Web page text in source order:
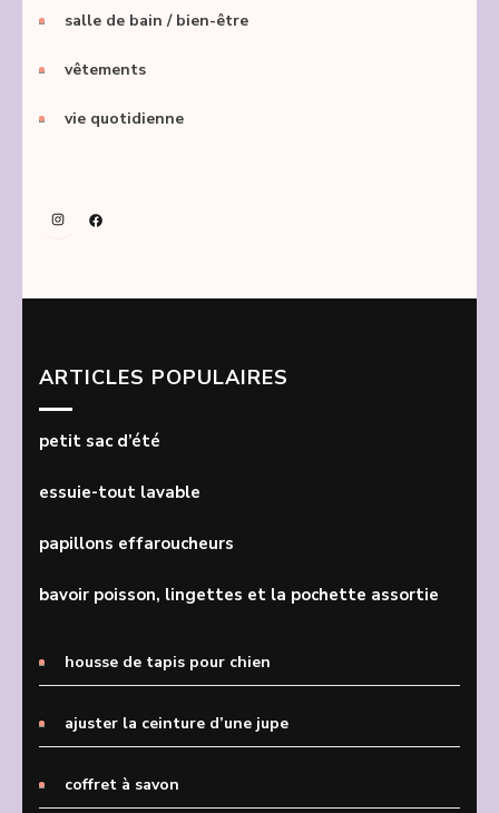
salle de bain / bien-être
vêtements
vie quotidienne
InstagramFacebook
ARTICLES POPULAIRES
petit sac d’été
essuie-tout lavable
papillons effaroucheurs
bavoir poisson, lingettes et la pochette assortie
housse de tapis pour chien
ajuster la ceinture d’une jupe
coffret à savon